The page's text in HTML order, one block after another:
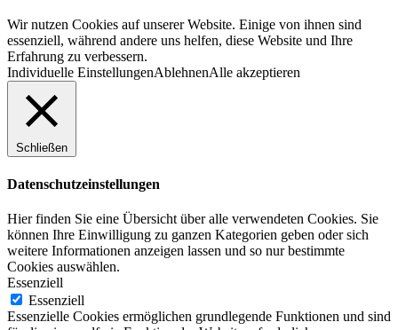
Wir nutzen Cookies auf unserer Website. Einige von ihnen sind
essenziell, während andere uns helfen, diese Website und Ihre
Erfahrung zu verbessern.
Individuelle EinstellungenAblehnenAlle akzeptieren
Schließen
Datenschutzeinstellungen
Hier finden Sie eine Übersicht über alle verwendeten Cookies. Sie
können Ihre Einwilligung zu ganzen Kategorien geben oder sich
weitere Informationen anzeigen lassen und so nur bestimmte
Cookies auswählen.
Essenziell
Essenziell
Essenzielle Cookies ermöglichen grundlegende Funktionen und sind